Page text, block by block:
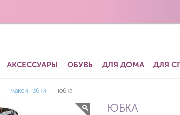
АКСЕССУАРЫ ОБУВЬ ДЛЯ ДОМА ДЛЯ
— макси-юбки — юбка
ЮБКА